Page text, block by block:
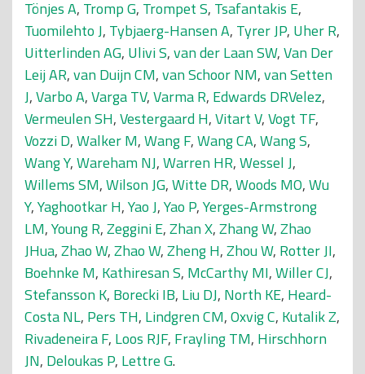
Tönjes A, Tromp G, Trompet S, Tsafantakis E,
Tuomilehto J, Tybjaerg-Hansen A, Tyrer JP, Uher R,
Uitterlinden AG, Ulivi S,van der Laan SW,Van Der
Leij AR,van Duijn CM,van Schoor NM,van Setten
J,Varbo A,Varga TV,Varma R, Edwards DRVelez,
Vermeulen SH,Vestergaard H,Vitart V,Vogt TF,
Vozzi D,Walker M,Wang F,Wang CA,Wang S,
Wang Y,Wareham NJ,Warren HR,Wessel J,
Willems SM,Wilson JG,Witte DR,Woods MO,Wu
Y,Yaghootkar H,Yao J,Yao P,Yerges-Armstrong
LM,Young R,Zeggini E,Zhan X,Zhang W,Zhao
JHua,Zhao W,Zhao W,Zheng H,Zhou W, Rotter JI,
Boehnke M, Kathiresan S, McCarthy MI,Willer CJ,
Stefansson K, Borecki IB, Liu DJ, North KE, Heard-
Costa NL, Pers TH, Lindgren CM,Oxvig C, Kutalik Z,
Rivadeneira F, Loos RJF, Frayling TM, Hirschhorn
JN, Deloukas P, Lettre G.